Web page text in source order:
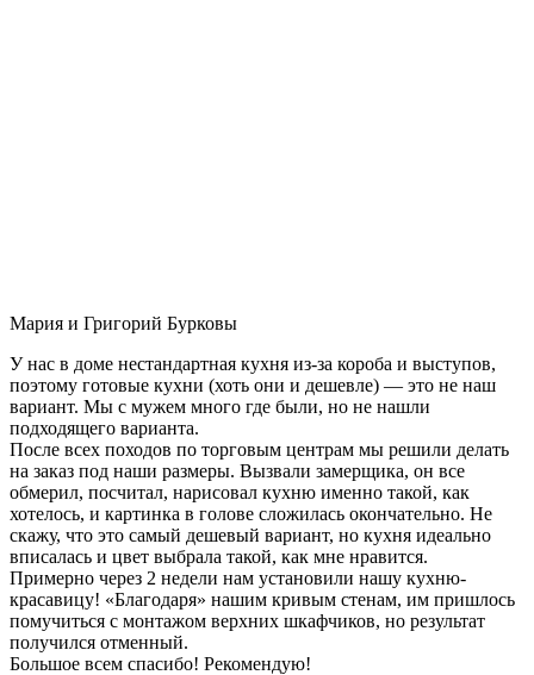
Мария и Григорий Бурковы
У нас в доме нестандартная кухня из-за короба и выступов,
поэтому готовые кухни (хоть они и дешевле) — это не наш
вариант. Мы с мужем много где были, но не нашли
подходящего варианта.
После всех походов по торговым центрам мы решили делать
на заказ под наши размеры. Вызвали замерщика, он все
обмерил, посчитал, нарисовал кухню именно такой, как
хотелось, и картинка в голове сложилась окончательно. Не
скажу, что это самый дешевый вариант, но кухня идеально
вписалась и цвет выбрала такой, как мне нравится.
Примерно через 2 недели нам установили нашу кухню-
красавицу! «Благодаря» нашим кривым стенам, им пришлось
помучиться с монтажом верхних шкафчиков, но результат
получился отменный.
Большое всем спасибо! Рекомендую!